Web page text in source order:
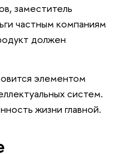
заместитель
частным компаниям
должен
элементом
систем.
жизни главной.